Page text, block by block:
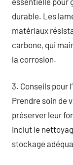
durable. Les
matériaux
carbone, qui
la corrosion.
3. Conseils pour
Prendre soin de
préserver leur
inclut le
stockage